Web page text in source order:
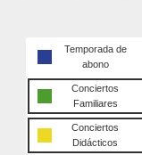
Temporada de
abono
Conciertos
Familiares
Conciertos
Didácticos